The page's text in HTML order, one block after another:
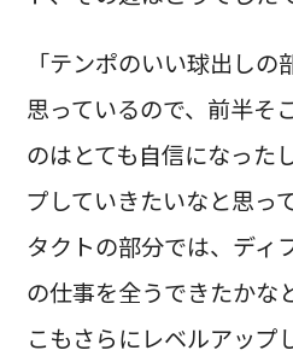
「テンポのいい球出し
思っているので、前半そ
のはとても自信になった
プしていきたいなと思っ
タクトの部分では、ディ
の仕事を全うできたかな
こもさらにレベルアップ